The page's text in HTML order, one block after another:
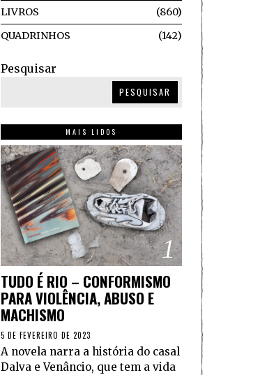
LIVROS
860
QUADRINHOS
142
Pesquisar
PESQUISAR
MAIS LIDOS
1
TUDO É RIO – CONFORMISMO
PARA VIOLÊNCIA, ABUSO E
MACHISMO
5 DE FEVEREIRO DE 2023
A novela narra a história do casal
Dalva e Venâncio, que tem a vida